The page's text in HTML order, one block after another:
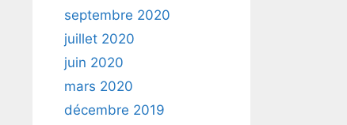
septembre 2020
juillet 2020
juin 2020
mars 2020
décembre 2019